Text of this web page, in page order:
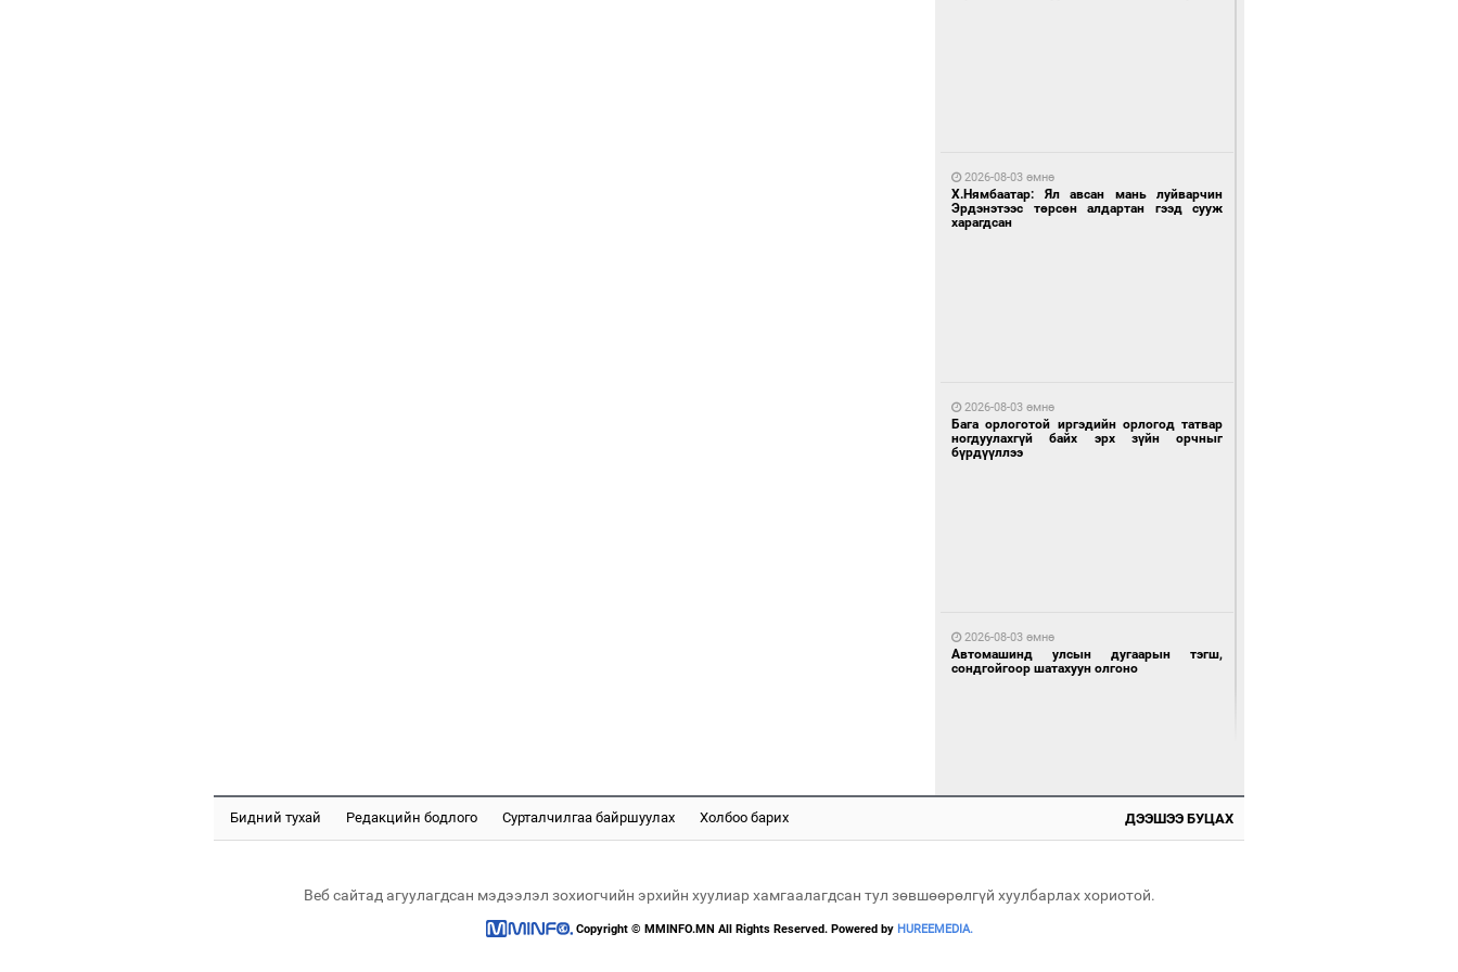
дугаартай автомашинтай иргэдэд шатахуун
2026-08-03 өмнө
Х.Нямбаатар: Ял авсан мань луйварчин
Эрдэнэтээс төрсөн алдартан гээд сууж
харагдсан
2026-08-03 өмнө
Бага орлоготой иргэдийн орлогод татвар
ногдуулахгүй байх эрх зүйн орчныг
бүрдүүллээ
2026-08-03 өмнө
Автомашинд улсын дугаарын тэгш,
сондгойгоор шатахуун олгоно
Бидний тухай Редакцийн бодлого Сурталчилгаа байршуулах Холбоо барих ДЭЭШЭЭ БУЦАХ
Веб сайтад агуулагдсан мэдээлэл зохиогчийн эрхийн хуулиар хамгаалагдсан тул зөвшөөрөлгүй хуулбарлах хориотой.
Copyright © MMINFO.MN All Rights Reserved. Powered by HUREEMEDIA.